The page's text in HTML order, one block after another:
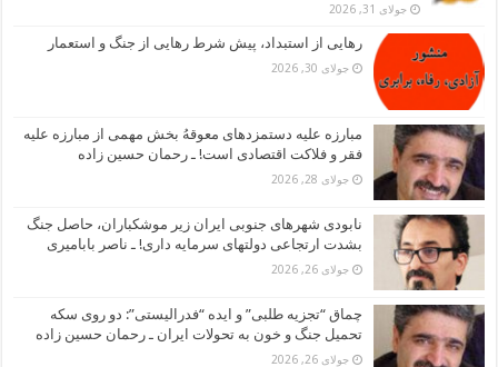
جولای 31, 2026
رهایی از استبداد، پیش شرط رهایی از جنگ و استعمار
جولای 30, 2026
مبارزه علیه دستمزدهای معوقهُ بخش مهمی از مبارزه علیه
فقر و فلاکت اقتصادی است! ـ رحمان حسین زاده
جولای 28, 2026
نابودی شهرهای جنوبی ایران زیر موشکباران، حاصل جنگ
بشدت ارتجاعی دولتهای سرمایه داری! ـ ناصر بابامیری
جولای 26, 2026
چماق “تجزیه طلبی” و ایده “فدرالیستی”: دو روی سکه
تحمیل جنگ و خون به تحولات ایران ـ رحمان حسین زاده
جولای 26, 2026